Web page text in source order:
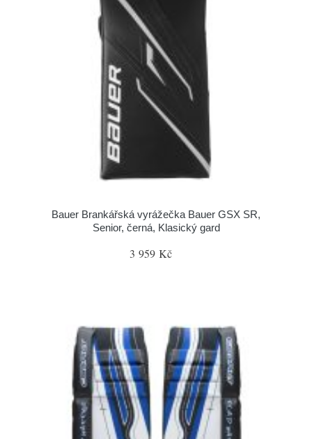
Bauer Brankářská vyrážečka Bauer GSX SR,
Senior, černá, Klasický gard
3 959 Kč